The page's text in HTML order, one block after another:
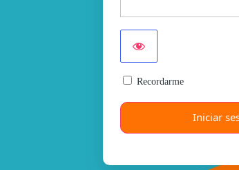
Recordarme